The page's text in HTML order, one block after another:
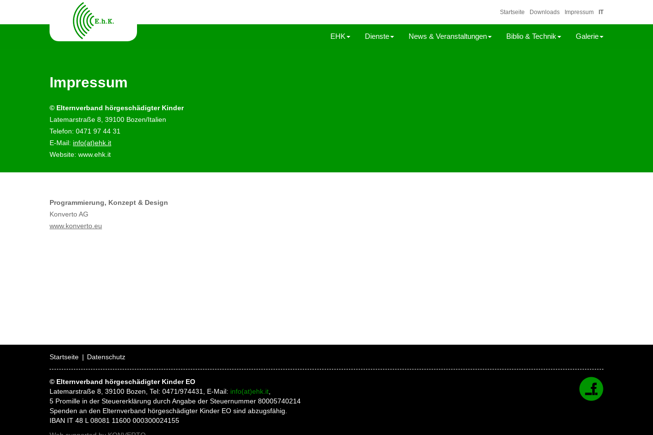
EHK Dienste News & Veranstaltungen Biblio & Technik Galerie
Startseite Downloads Impressum IT
Impressum
© Elternverband hörgeschädigter Kinder
Latemarstraße 8, 39100 Bozen/Italien
Telefon: 0471 97 44 31
E-Mail: info(at)ehk.it
Website: www.ehk.it
Programmierung, Konzept & Design
Konverto AG
www.konverto.eu
Startseite Datenschutz
© Elternverband hörgeschädigter Kinder EO
Latemarstraße 8, 39100 Bozen, Tel: 0471/974431, E-Mail: info(at)ehk.it
5 Promille in der Steuererklärung durch Angabe der Steuernummer 80005740214
Spenden an den Elternverband hörgeschädigter Kinder EO sind abzugsfähig.
IBAN IT 48 L 08081 11600 000300024155